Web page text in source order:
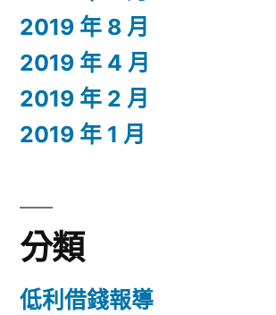
2019 年 8 月
2019 年 4 月
2019 年 2 月
2019 年 1 月
分類
低利借錢報導